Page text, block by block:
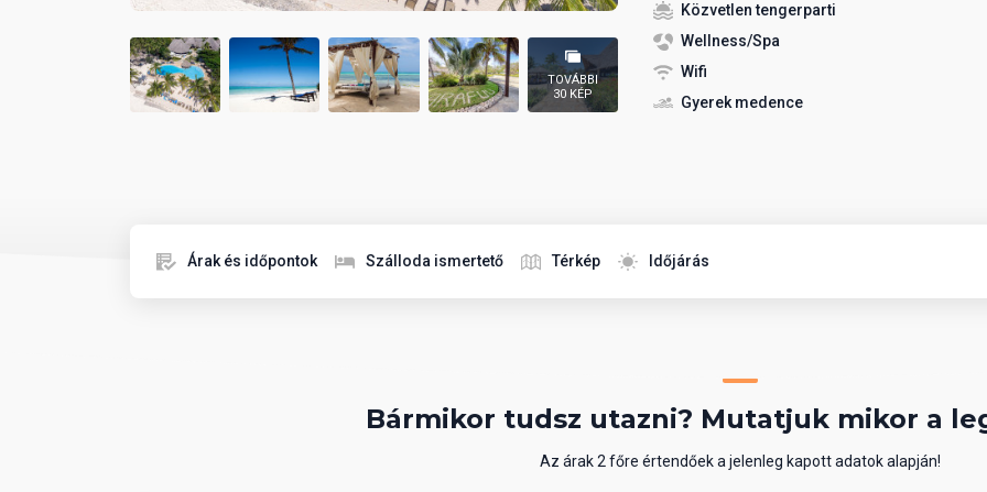
TOVÁBBI
30 KÉP
Közvetlen tengerparti
Wellness/Spa
Wifi
Gyerek medence
Árak és időpontok Szálloda ismertető Térkép Időjárás
Bármikor tudsz utazni? Mutatjuk mikor a
Az árak 2 főre értendőek a jelenleg kapott adatok alapján!